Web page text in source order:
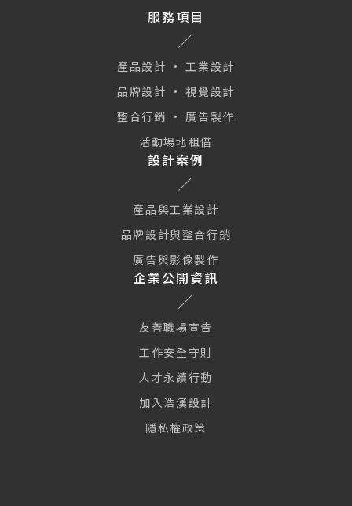
服務項目
產品設計 · 工業設計
品牌設計 · 視覺設計
整合行銷 · 廣告製作
活動場地租借
設計案例
產品與工業設計
品牌設計與整合行銷
廣告與影像製作
企業公開資訊
友善職場宣告
工作安全守則
人才永續行動
加入浩漢設計
隱私權政策